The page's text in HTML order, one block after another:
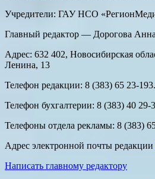
Учредители: ГАУ НСО
Главный редактор — Дорогова
Адрес: 632 402, Новосибирская
Ленина, 13
Телефон редакции: 8 (383) 65 23-193.
Телефон бухгалтерии: 8 (383) 40 29-
Телефоны отдела рекламы: 8 (383)
Адрес электронной почты редакции
Написать главному редактору